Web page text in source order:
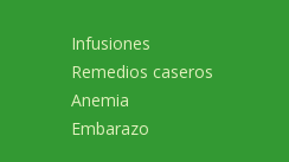
Infusiones
Remedios caseros
Anemia
Embarazo